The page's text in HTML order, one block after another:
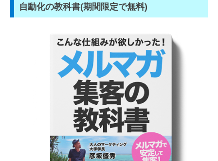
自動化の教科書(期間限定で無料)